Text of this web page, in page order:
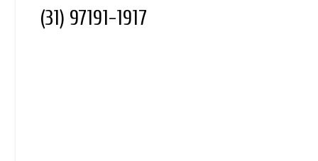
(31) 97191-1917